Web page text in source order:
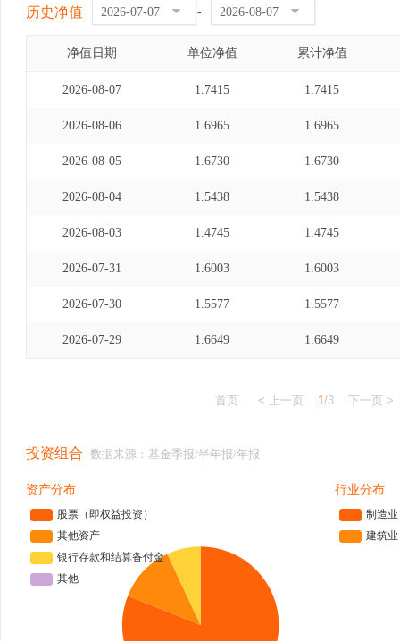
历史净值 -
净值日期 单位净值 累计净值
2026-08-07 1.7415 1.7415
2026-08-06 1.6965 1.6965
2026-08-05 1.6730 1.6730
2026-08-04 1.5438 1.5438
2026-08-03 1.4745 1.4745
2026-07-31 1.6003 1.6003
2026-07-30 1.5577 1.5577
2026-07-29 1.6649 1.6649
首页 < 上一页 1/3 下一页 >
投资组合 数据来源：基金季报/半年报/年报
资产分布 行业分布